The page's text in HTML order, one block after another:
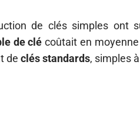
de clés simples ont
de clé coûtait en
de clés standards, simples